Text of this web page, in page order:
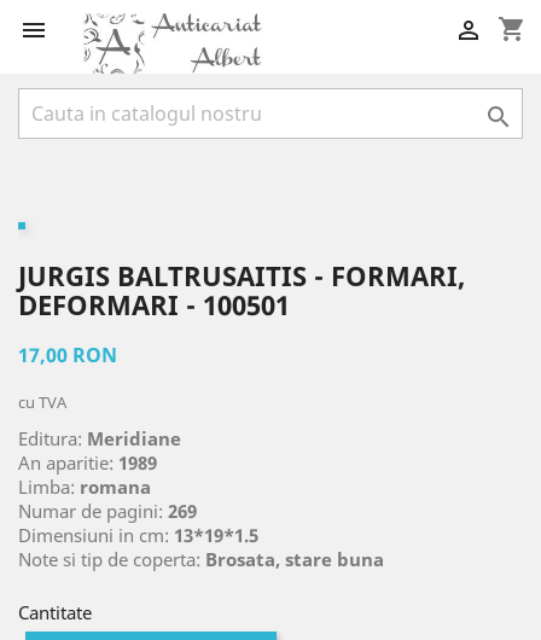
 shopping_cart


JURGIS BALTRUSAITIS - FORMARI,
DEFORMARI - 100501
17,00 RON
cu TVA
Editura: Meridiane
An aparitie: 1989
Limba: romana
Numar de pagini: 269
Dimensiuni in cm: 13*19*1.5
Note si tip de coperta: Brosata, stare buna
Cantitate